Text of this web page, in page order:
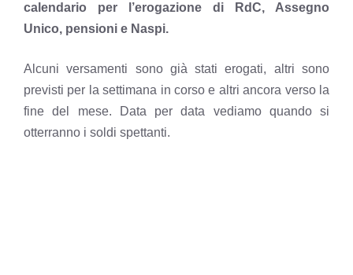
calendario per l’erogazione di RdC, Assegno
Unico, pensioni e Naspi.
Alcuni versamenti sono già stati erogati, altri sono
previsti per la settimana in corso e altri ancora verso la
fine del mese. Data per data vediamo quando si
otterranno i soldi spettanti.